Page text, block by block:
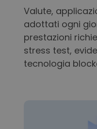
Valute,
adottati ogni
prestazioni
stress test,
tecnologia